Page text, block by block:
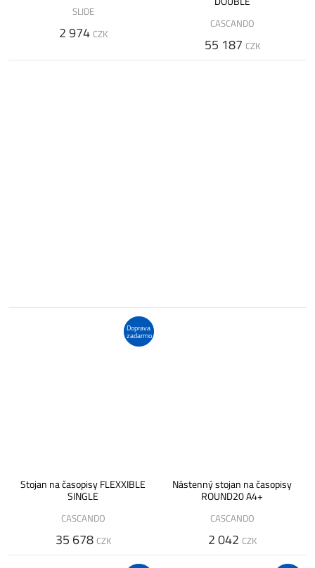
SLIDE
2 974 CZK
CASCANDO
55 187 CZK
Doprava
zadarmo
Stojan na časopisy FLEXXIBLE
SINGLE
CASCANDO
35 678 CZK
Nástenný stojan na časopisy
ROUND20 A4+
CASCANDO
2 042 CZK